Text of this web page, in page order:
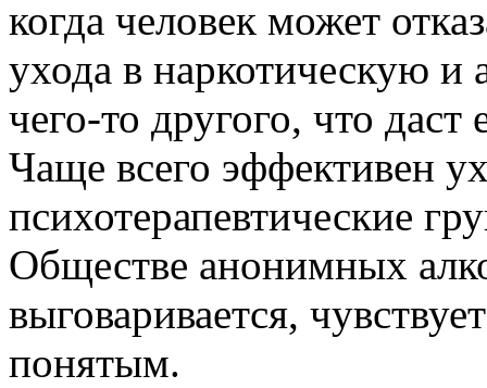
когда человек может
ухода в наркотическую
чего-то другого, что
Чаще всего эффективен
психотерапевтические
Обществе анонимных
выговаривается,
понятым.